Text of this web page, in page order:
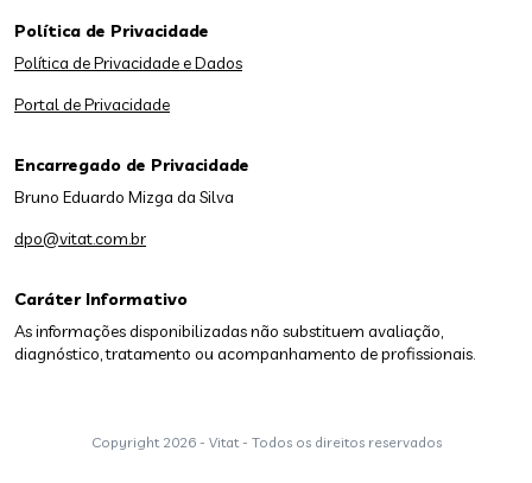
Caráter Informativo
As informações disponibilizadas não substituem avaliação,
diagnóstico, tratamento ou acompanhamento de profissionais.
Política de Privacidade
Política de Privacidade e Dados
Portal de Privacidade
Encarregado de Privacidade
Bruno Eduardo Mizga da Silva
dpo@vitat.com.br
Copyright 2026 - Vitat - Todos os direitos reservados